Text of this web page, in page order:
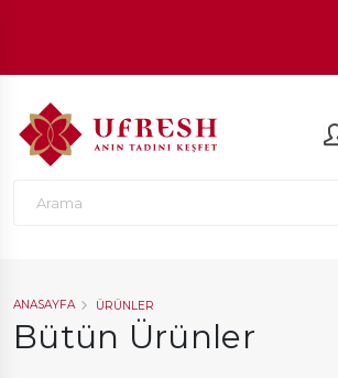
ANASAYFA ÜRÜNLER
Bütün Ürünler